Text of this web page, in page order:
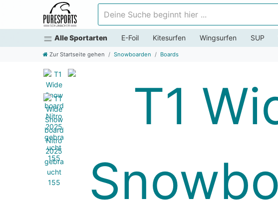
Alle Sportarten E-Foil Kitesurfen Wingsurfen SUP
Zur Startseite gehen Snowboarden Boards